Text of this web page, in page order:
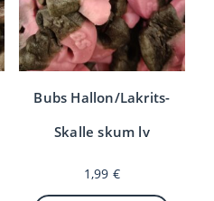
Bubs Hallon/Lakrits-
Skalle skum lv
1,99 €